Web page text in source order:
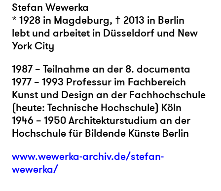
Stefan Wewerka
* 1928 in Magdeburg, † 2013 in Berlin
lebt und arbeitet in Düsseldorf und New
York City
1987 – Teilnahme an der 8. documenta
1977 – 1993 Professur im Fachbereich
Kunst und Design an der Fachhochschule
(heute: Technische Hochschule) Köln
1946 – 1950 Architekturstudium an der
Hochschule für Bildende Künste Berlin
www.wewerka-archiv.de/stefan-
wewerka/